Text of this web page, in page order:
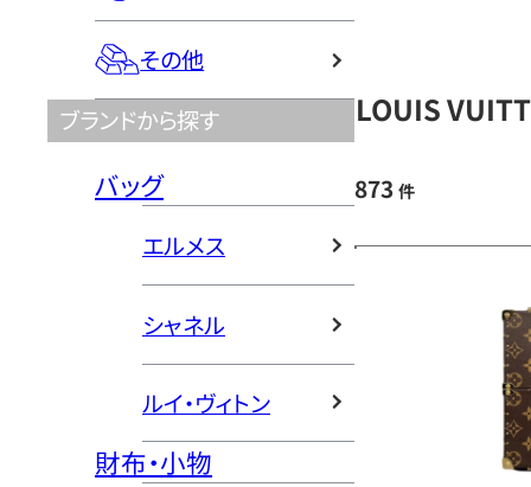
その他
ブランドから探す
バッグ
エルメス
シャネル
ルイ・ヴィトン
財布・小物
LOUIS
873 件